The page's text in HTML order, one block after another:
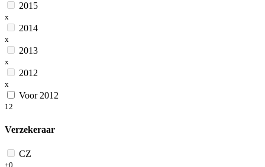
2015
x
2014
x
2013
x
2012
x
Voor 2012
12
Verzekeraar
CZ
+0